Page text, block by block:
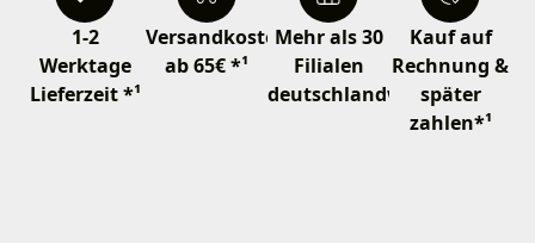
1-2
Werktage
Lieferzeit *¹
Versandkostenfrei
ab 65€ *¹
Mehr als 30
Filialen
deutschlandweit
Kauf auf
Rechnung &
später
zahlen*¹